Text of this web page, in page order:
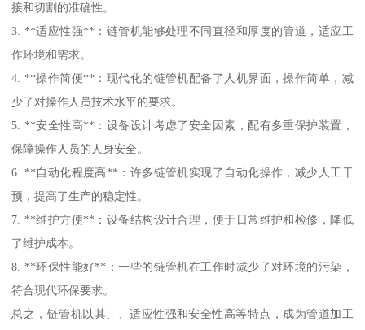
接和切割的准确性。
3. **适应性强**：链管机能够处理不同直径和厚度的管道，适应工
作环境和需求。
4. **操作简便**：现代化的链管机配备了人机界面，操作简单，减
少了对操作人员技术水平的要求。
5. **安全性高**：设备设计考虑了安全因素，配有多重保护装置，
保障操作人员的人身安全。
6. **自动化程度高**：许多链管机实现了自动化操作，减少人工干
预，提高了生产的稳定性。
7. **维护方便**：设备结构设计合理，便于日常维护和检修，降低
了维护成本。
8. **环保性能好**：一些的链管机在工作时减少了对环境的污染，
符合现代环保要求。
总之，链管机以其、、适应性强和安全性高等特点，成为管道加工